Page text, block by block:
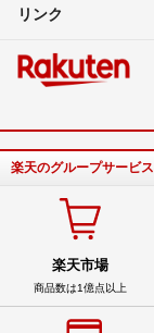
リンク
楽天のグループサービス
楽天市場
商品数は1億点以上